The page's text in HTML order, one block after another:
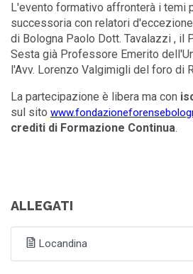
L'evento formativo affronterà i temi
successoria con relatori
di Bologna Paolo Dott. Tavalazzi , il
Sesta già Professore Emerito
l'Avv. Lorenzo Valgimigli del foro di
La partecipazione è libera ma con
sul sito
crediti di Formazione Continua.
ALLEGATI
Locandina